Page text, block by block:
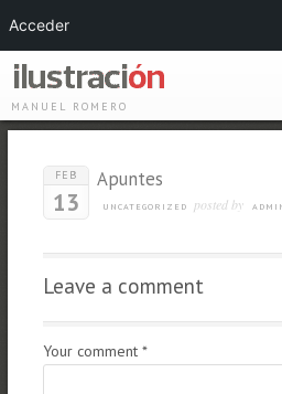
MANUEL ROMERO
FEB
13
Apuntes
UNCATEGORIZED posted by
Leave a comment
Your comment *
Acceder